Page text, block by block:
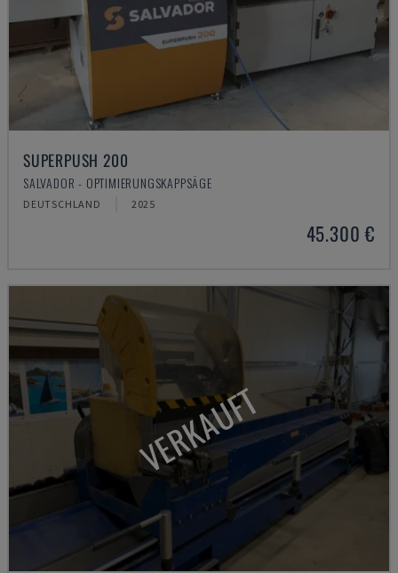
SUPERPUSH 200
SALVADOR - OPTIMIERUNGSKAPPSÄGE
DEUTSCHLAND 2025
45.300 €
VERKAUFT